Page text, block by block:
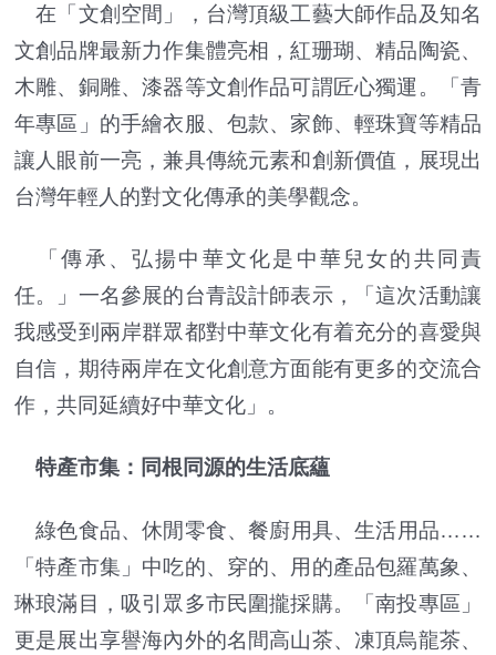
在「文創空間」，台灣頂級工藝大師作品及知名
文創品牌最新力作集體亮相，紅珊瑚、精品陶瓷、
木雕、銅雕、漆器等文創作品可謂匠心獨運。「青
年專區」的手繪衣服、包款、家飾、輕珠寶等精品
讓人眼前一亮，兼具傳統元素和創新價值，展現出
台灣年輕人的對文化傳承的美學觀念。
「傳承、弘揚中華文化是中華兒女的共同責
任。」一名參展的台青設計師表示，「這次活動讓
我感受到兩岸群眾都對中華文化有着充分的喜愛與
自信，期待兩岸在文化創意方面能有更多的交流合
作，共同延續好中華文化」。
特產市集：同根同源的生活底蘊
綠色食品、休閒零食、餐廚用具、生活用品……
「特產市集」中吃的、穿的、用的產品包羅萬象、
琳琅滿目，吸引眾多市民圍攏採購。「南投專區」
更是展出享譽海內外的名間高山茶、凍頂烏龍茶、